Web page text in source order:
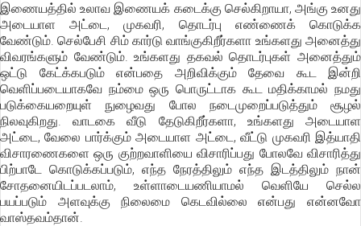
இணையத்தில் உலாவ இணையக் கடைக்கு செல்கிறாயா, அங்கு உனது
அடையாள அட்டை, முகவரி, தொடர்பு எண்ணைக் கொடுக்க
வேண்டும். செல்பேசி சிம் கார்டு வாங்குகிறீர்களா உங்களது அனைத்து
விவரங்களும் வேண்டும். உங்களது தகவல் தொடர்புகள் அனைத்தும்
ஒட்டு கேட்க்கபடும் என்பதை அறிவிக்கும் தேவை கூட இன்றி
வெளிப்படையாகவே நம்மை ஒரு பொருட்டாக கூட மதிக்காமல் நமது
படுக்கையறையுள் நுழைவது போல நடைமுறைப்படுத்தும் சூழல்
நிலவுகிறது. வாடகை வீடு தேடுகிறீர்களா, உங்களது அடையாள
அட்டை, வேலை பார்க்கும் அடையாள அட்டை, வீட்டு முகவரி இத்யாதி
விசாரணைகளை ஒரு குற்றவாளியை விசாரிப்பது போலவே விசாரித்து
பிற்பாடே கொடுக்கப்படும், எந்த நேரத்திலும் எந்த இடத்திலும் நான்
சோதனையிடப்படலாம், உள்ளாடையணியாமல் வெளியே செல்ல
பயப்படும் அளவுக்கு நிலைமை கெடவில்லை என்பது என்னவோ
வாஸ்தவம்தான்.